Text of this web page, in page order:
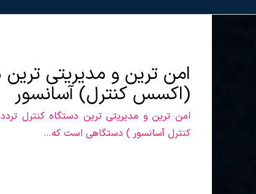
امن ترین و مدیریتی
(اکسس کنترل) آسانسور
امن ترین و مدیریتی ترین دستگاه کنترل
کنترل آسانسور ) دستگاهی است که…